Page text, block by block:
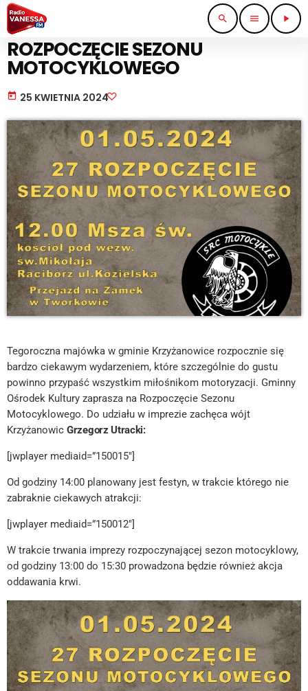
search menu play_arrow
IMPREZY I KONCERTY
ROZPOCZĘCIE SEZONU
MOTOCYKLOWEGO
today 25 KWIETNIA 2024
Tegoroczna majówka w gminie Krzyżanowice rozpocznie się
bardzo ciekawym wydarzeniem, które szczególnie do gustu
powinno przypaść wszystkim miłośnikom motoryzacji. Gminny
Ośrodek Kultury zaprasza na Rozpoczęcie Sezonu
Motocyklowego. Do udziału w imprezie zachęca wójt
Krzyżanowic Grzegorz Utracki:
[jwplayer mediaid=”150015″]
Od godziny 14:00 planowany jest festyn, w trakcie którego nie
zabraknie ciekawych atrakcji:
[jwplayer mediaid=”150012″]
W trakcie trwania imprezy rozpoczynającej sezon motocyklowy,
od godziny 13:00 do 15:30 prowadzona będzie również akcja
oddawania krwi.